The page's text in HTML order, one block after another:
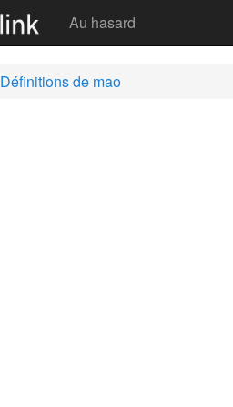
Au hasard
Définitions de mao
Mao